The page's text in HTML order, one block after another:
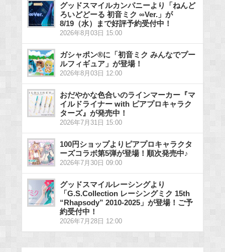
グッドスマイルカンパニーより「ねんど
ろいどどーる 初音ミク ∞Ver.」が
8/19（水）まで好評予約受付中！
2026年8月03日 15:00
ガシャポン®に「初音ミク みんなでプー
ルフィギュア」が登場！
2026年8月03日 12:00
おだやかな色合いのラインマーカー『マ
イルドライナー with ピアプロキャラク
ターズ』が発売中！
2026年7月31日 15:00
100円ショップよりピアプロキャラクタ
ーズコラボ第5弾が登場！順次発売中♪
2026年7月30日 09:00
グッドスマイルレーシングより
「G.S.Collection レーシングミク 15th
“Rhapsody” 2010-2025」が登場！ご予
約受付中！
2026年7月28日 12:00